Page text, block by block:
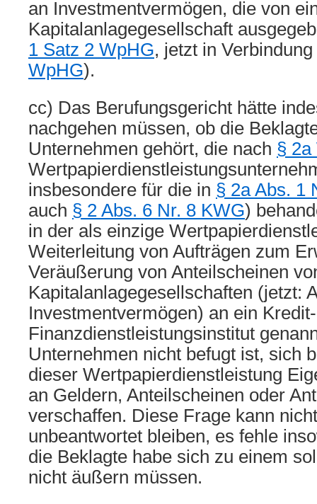
an Investmentvermögen, die von
Kapitalanlagegesellschaft
1 Satz 2 WpHG, jetzt in
WpHG).
cc) Das Berufungsgericht hätte
nachgehen müssen, ob die
Unternehmen gehört, die nach § 2a
insbesondere für die in § 2a Abs. 1
auch § 2 Abs. 6 Nr. 8 KWG)
in der als einzige
Weiterleitung von Aufträgen zum
Veräußerung von Anteilscheinen
Kapitalanlagegesellschaften (jetzt:
Investmentvermögen) an ein
Finanzdienstleistungsinstitut
Unternehmen nicht befugt ist, sich
dieser Wertpapierdienstleistung
an Geldern, Anteilscheinen oder
verschaffen. Diese Frage kann
unbeantwortet bleiben, es fehle
die Beklagte habe sich zu einem
nicht äußern müssen.